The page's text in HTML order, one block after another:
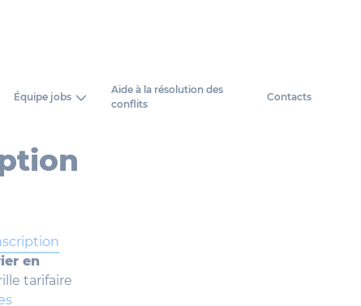
Équipe jobs
Aide à la résolution des
conflits
Contacts
en
tarifaire